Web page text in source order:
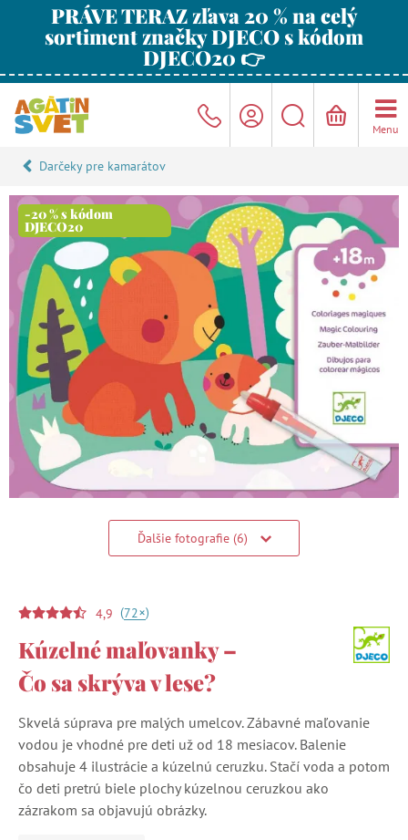
PRÁVE TERAZ zľava 20 % na celý
sortiment značky DJECO s kódom
DJECO20 👉
Menu
Darčeky pre kamarátov
-20 % s kódom
DJECO20
Ďalšie fotografie (6)
4,9 (72+)
Kúzelné maľovanky –
Čo sa skrýva v lese?
Skvelá súprava pre malých umelcov. Zábavné maľovanie
vodou je vhodné pre deti už od 18 mesiacov. Balenie
obsahuje 4 ilustrácie a kúzelnú ceruzku. Stačí voda a potom
čo deti pretrú biele plochy kúzelnou ceruzkou ako
zázrakom sa objavujú obrázky.